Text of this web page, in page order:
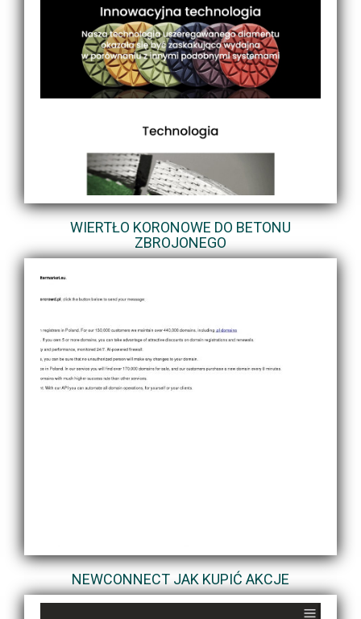
WIERTŁO KORONOWE DO BETONU
ZBROJONEGO
NEWCONNECT JAK KUPIĆ AKCJE